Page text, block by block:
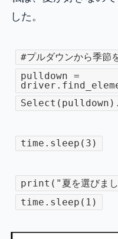
した。
#プルダウンから季節
pulldown =
time.sleep(3)
print("夏を選びま
time.sleep(1)